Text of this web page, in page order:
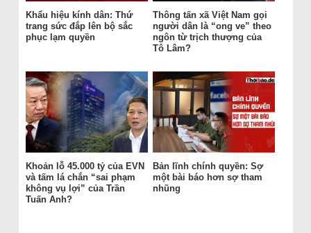
Khẩu hiệu kính dân: Thứ
trang sức đắp lên bộ sắc
phục lạm quyền
Thông tấn xã Việt Nam gọi
người dân là “ong ve” theo
ngôn từ trịch thượng của
Tô Lâm?
Khoản lỗ 45.000 tỷ của EVN
và tấm lá chắn “sai phạm
không vụ lợi” của Trần
Tuấn Anh?
Bản lĩnh chính quyền: Sợ
một bài báo hơn sợ tham
nhũng